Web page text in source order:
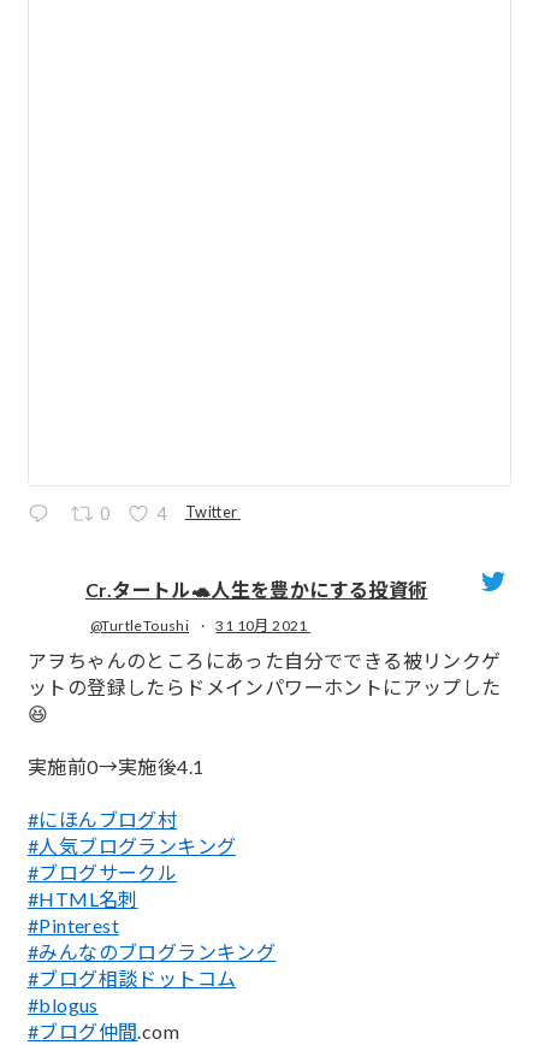
0 4 Twitter
Cr.タートル🐢人生を豊かにする投資術
@TurtleToushi · 31 10月 2021
アヲちゃんのところにあった自分でできる被リンクゲ
ットの登録したらドメインパワーホントにアップした
😆
実施前0→実施後4.1
#にほんブログ村
#人気ブログランキング
#ブログサークル
#HTML名刺
#Pinterest
#みんなのブログランキング
#ブログ相談ドットコム
#blogus
#ブログ仲間.com